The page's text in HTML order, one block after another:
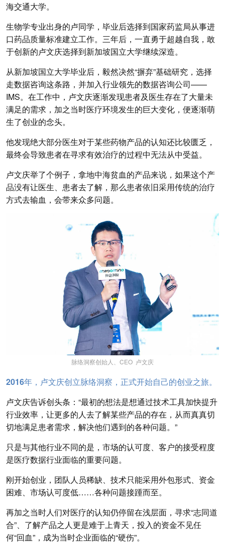
海交通大学。
生物学专业出身的卢同学，毕业后选择到国家药监局从事进
口药品质量标准建立工作。三年后，一直勇于超越自我，敢
于创新的卢文庆选择到新加坡国立大学继续深造。
从新加坡国立大学毕业后，毅然决然“摒弃”基础研究，选择
走数据咨询这条路，并加入行业领先的数据咨询公司——
IMS。在工作中，卢文庆逐渐发现患者及医生存在了大量未
满足的需求，加之当时医疗环境发生的巨大变化，便逐渐萌
生了创业的念头。
他发现绝大部分医生对于某些药物产品的认知还比较匮乏，
最终会导致患者在寻求有效治疗的过程中无法从中受益。
卢文庆举了个例子，拿地中海贫血的产品来说，如果这个产
品没有让医生、患者去了解，那么患者依旧采用传统的治疗
方式去输血，会带来众多问题。
脉络洞察创始人、CEO 卢文庆
2016年，卢文庆创立脉络洞察，正式开始自己的创业之旅。
卢文庆告诉创头条：“最初的想法是想通过技术工具加快提升
行业效率，让更多的人去了解某些产品的存在，从而真真切
切地满足患者需求，解决他们遇到的各种问题。”
只是与其他行业不同的是，市场的认可度、客户的接受程度
是医疗数据行业面临的重要问题。
刚开始创业，团队人员稀缺、技术只能采用外包形式、资金
困难、市场认可度低……各种问题接踵而至。
再加之当时人们对医疗的认知仍停留在浅层面，寻求“志同道
合”、了解产品之人更是难于上青天，投入的资金不见任
何“回血”，成为当时企业面临的“硬伤”。